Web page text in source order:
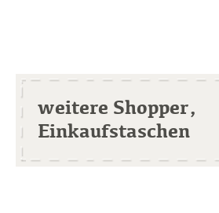
weitere Shopper,
Einkaufstaschen